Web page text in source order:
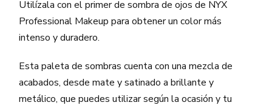
Utilízala con el primer de sombra de ojos de NYX
Professional Makeup para obtener un color más
intenso y duradero.
Esta paleta de sombras cuenta con una mezcla de
acabados, desde mate y satinado a brillante y
metálico, que puedes utilizar según la ocasión y tu